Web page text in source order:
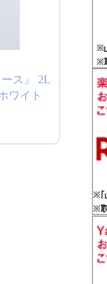
ス』 2L
ワイト